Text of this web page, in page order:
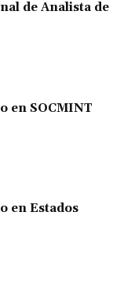
de Analista de
en SOCMINT
en Estados